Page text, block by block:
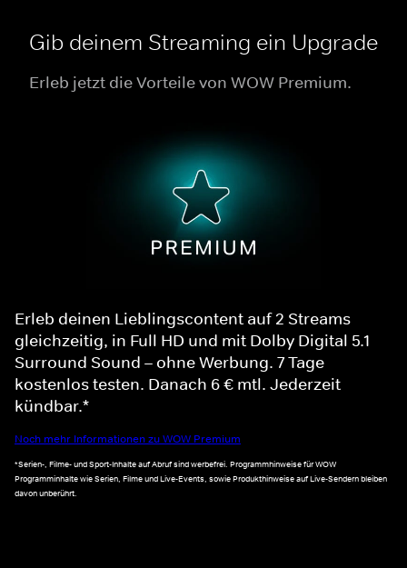
Gib deinem Streaming ein Upgrade
Erleb jetzt die Vorteile von WOW Premium.
Erleb deinen Lieblingscontent auf 2 Streams
gleichzeitig, in Full HD und mit Dolby Digital 5.1
Surround Sound – ohne Werbung. 7 Tage
kostenlos testen. Danach 6 € mtl. Jederzeit
kündbar.*
Noch mehr Informationen zu WOW Premium
*Serien-, Filme- und Sport-Inhalte auf Abruf sind werbefrei. Programmhinweise für WOW
Programminhalte wie Serien, Filme und Live-Events, sowie Produkthinweise auf Live-Sendern bleiben
davon unberührt.